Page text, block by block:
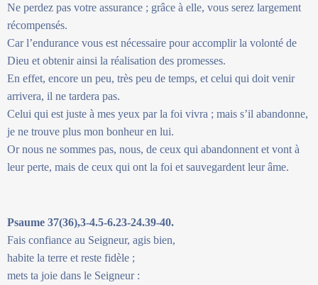
Ne perdez pas votre assurance ; grâce à elle, vous serez largement
récompensés.
Car l’endurance vous est nécessaire pour accomplir la volonté de
Dieu et obtenir ainsi la réalisation des promesses.
En effet, encore un peu, très peu de temps, et celui qui doit venir
arrivera, il ne tardera pas.
Celui qui est juste à mes yeux par la foi vivra ; mais s’il abandonne,
je ne trouve plus mon bonheur en lui.
Or nous ne sommes pas, nous, de ceux qui abandonnent et vont à
leur perte, mais de ceux qui ont la foi et sauvegardent leur âme.
Psaume 37(36),3-4.5-6.23-24.39-40.
Fais confiance au Seigneur, agis bien,
habite la terre et reste fidèle ;
mets ta joie dans le Seigneur :